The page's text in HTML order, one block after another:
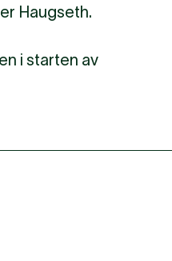
Haugseth.
i starten av